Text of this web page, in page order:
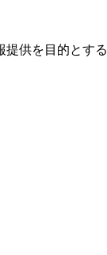
供を目的とす